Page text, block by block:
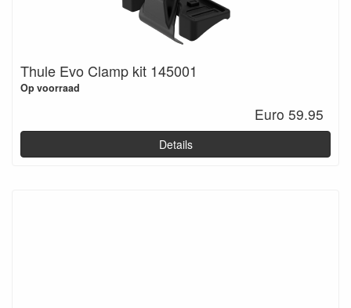
Thule Evo Clamp kit 145001
Op voorraad
Euro 59.95
Details